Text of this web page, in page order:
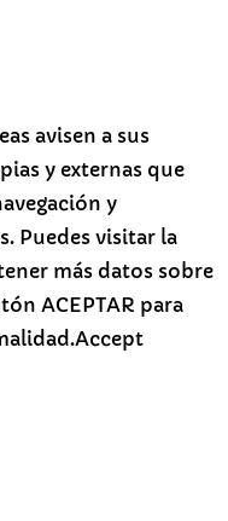
avisen a sus
y externas que
y
Puedes visitar la
más datos sobre
ACEPTAR para
Accept